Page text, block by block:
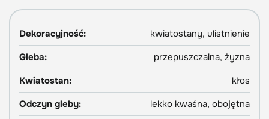
Dekoracyjność:
kwiatostany, ulistnienie
Gleba:
przepuszczalna, żyzna
Kwiatostan:
kłos
Odczyn gleby:
lekko kwaśna, obojętna